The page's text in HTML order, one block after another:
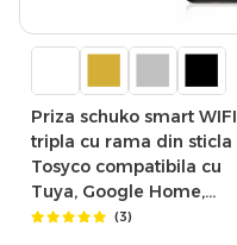
Priza schuko smart WIFI
tripla cu rama din sticla
Tosyco compatibila cu
Tuya, Google Home,
Amazon Alexa
(3)